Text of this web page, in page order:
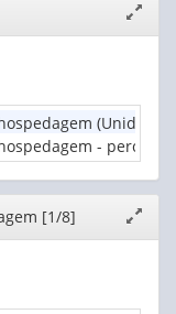
estabelecimentosjanela
(Unidades)
-
janela
[1/8]